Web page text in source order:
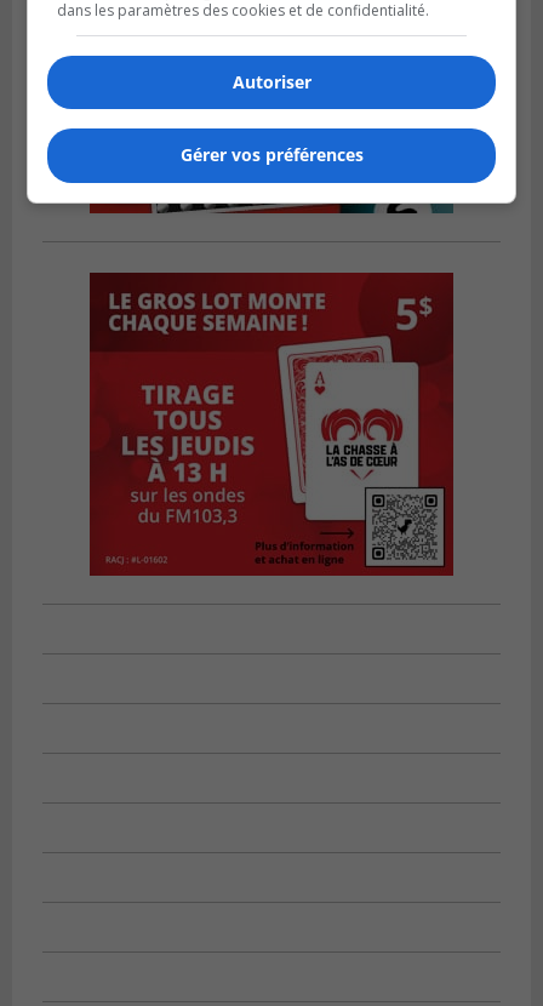
dans les paramètres des cookies et de confidentialité.
Autoriser
Gérer vos préférences